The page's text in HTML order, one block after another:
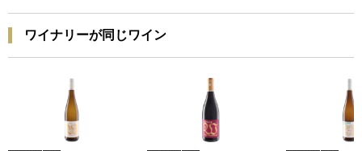
ワイナリーが同じワイン